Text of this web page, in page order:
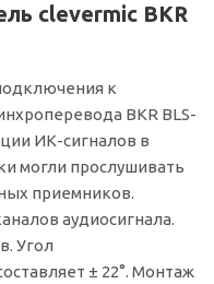
clevermic BKR
к
BKR BLS-
ИК-сигналов в
могли прослушивать
приемников.
аудиосигнала.
Угол
± 22°. Монтаж